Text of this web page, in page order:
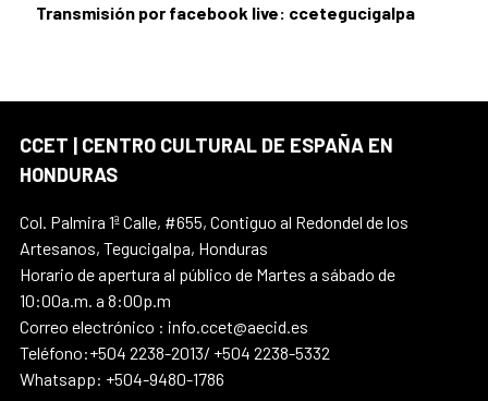
Transmisión por facebook live: ccetegucigalpa
CCET | CENTRO CULTURAL DE ESPAÑA EN
HONDURAS
Col. Palmira 1ª Calle, #655, Contiguo al Redondel de los
Artesanos, Tegucigalpa, Honduras
Horario de apertura al público de Martes a sábado de
10:00a.m. a 8:00p.m
Correo electrónico : info.ccet@aecid.es
Teléfono:+504 2238-2013/ +504 2238-5332
Whatsapp: +504-9480-1786